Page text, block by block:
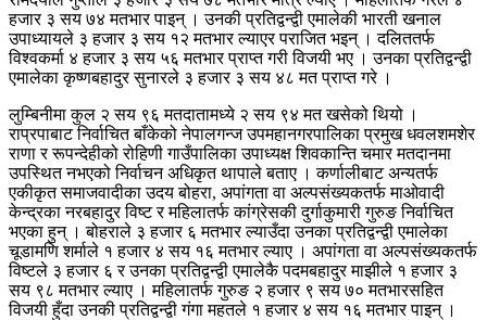
हजार ३ सय ७४ मतभार पाइन् । उनकी प्रतिद्वन्द्वी एमालेकी भारती खनाल
उपाध्यायले ३ हजार ३ सय १२ मतभार ल्याएर पराजित भइन् । दलिततर्फ
विश्वकर्मा ४ हजार ३ सय ५६ मतभार प्राप्त गरी विजयी भए । उनका प्रतिद्वन्द्वी
एमालेका कृष्णबहादुर सुनारले ३ हजार ३ सय ४८ मत प्राप्त गरे ।
लुम्बिनीमा कुल २ सय ९६ मतदातामध्ये २ सय ९४ मत खसेको थियो ।
राप्रपाबाट निर्वाचित बाँकेको नेपालगन्ज उपमहानगरपालिका प्रमुख धवलशमशेर
राणा र रूपन्देहीको रोहिणी गाउँपालिका उपाध्यक्ष शिवकान्ति चमार मतदानमा
उपस्थित नभएको निर्वाचन अधिकृत थापाले बताए । कर्णालीबाट अन्यतर्फ
एकीकृत समाजवादीका उदय बोहरा, अपांगता वा अल्पसंख्यकतर्फ माओवादी
केन्द्रका नरबहादुर विष्ट र महिलातर्फ कांग्रेसकी दुर्गाकुमारी गुरुङ निर्वाचित
भएका हुन् । बोहराले ३ हजार ६ मतभार ल्याउँदा उनका प्रतिद्वन्द्वी एमालेका
चूडामणि शर्माले १ हजार ४ सय १६ मतभार ल्याए । अपांगता वा अल्पसंख्यकतर्फ
विष्टले ३ हजार ६ र उनका प्रतिद्वन्द्वी एमालेकै पदमबहादुर माझीले १ हजार ३
सय ९८ मतभार ल्याए । महिलातर्फ गुरुङ २ हजार ९ सय ७० मतभारसहित
विजयी हुँदा उनकी प्रतिद्वन्द्वी गंगा महतले १ हजार ४ सय १६ मतभार पाइन् ।